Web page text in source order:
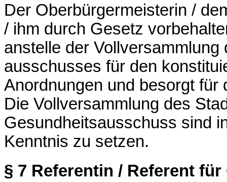
Der Oberbürgermeisterin /
/ ihm durch Gesetz
anstelle der
ausschusses für den
Anordnungen und besorgt
Die Vollversammlung des
Gesundheitsausschuss sind
Kenntnis zu setzen.
§ 7 Referentin / Referent